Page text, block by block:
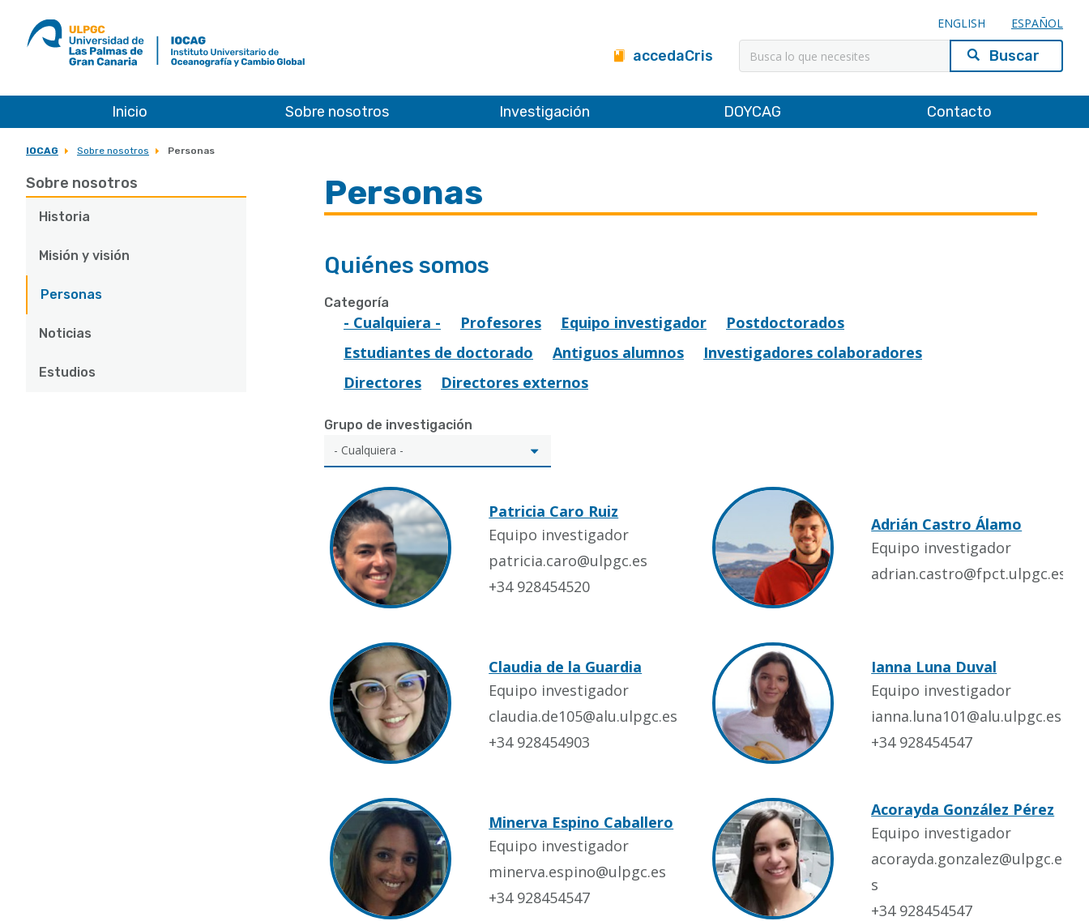
ULPGC
al
inicio
ENGLISH ESPAÑOL
accedaCris Buscar
Inicio Sobre nosotros Investigación DOYCAG Contacto
IOCAG Sobre nosotros Personas
Sobre nosotros
Historia
Misión y visión
Personas
Noticias
Estudios
Personas
Quiénes somos
Categoría
- Cualquiera - Profesores Equipo investigador
Postdoctorados
Estudiantes de doctorado
Antiguos alumnos
Investigadores colaboradores
Directores
Directores externos
Grupo de investigación
Patricia Caro Ruiz
Equipo investigador
patricia.caro@ulpgc.es
+34 928454520
Adrián Castro Álamo
Equipo investigador
adrian.castro@fpct.ulpgc.es
Claudia de la Guardia
Equipo investigador
claudia.de105@alu.ulpgc.es
+34 928454903
Ianna Luna Duval
Equipo investigador
ianna.luna101@alu.ulpgc.es
+34 928454547
Minerva Espino Caballero
Equipo investigador
minerva.espino@ulpgc.es
+34 928454547
Acorayda González Pérez
Equipo investigador
acorayda.gonzalez@ulpgc.e
s
+34 928454547